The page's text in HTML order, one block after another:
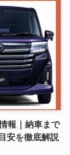
報｜納車まで
安を徹底解説